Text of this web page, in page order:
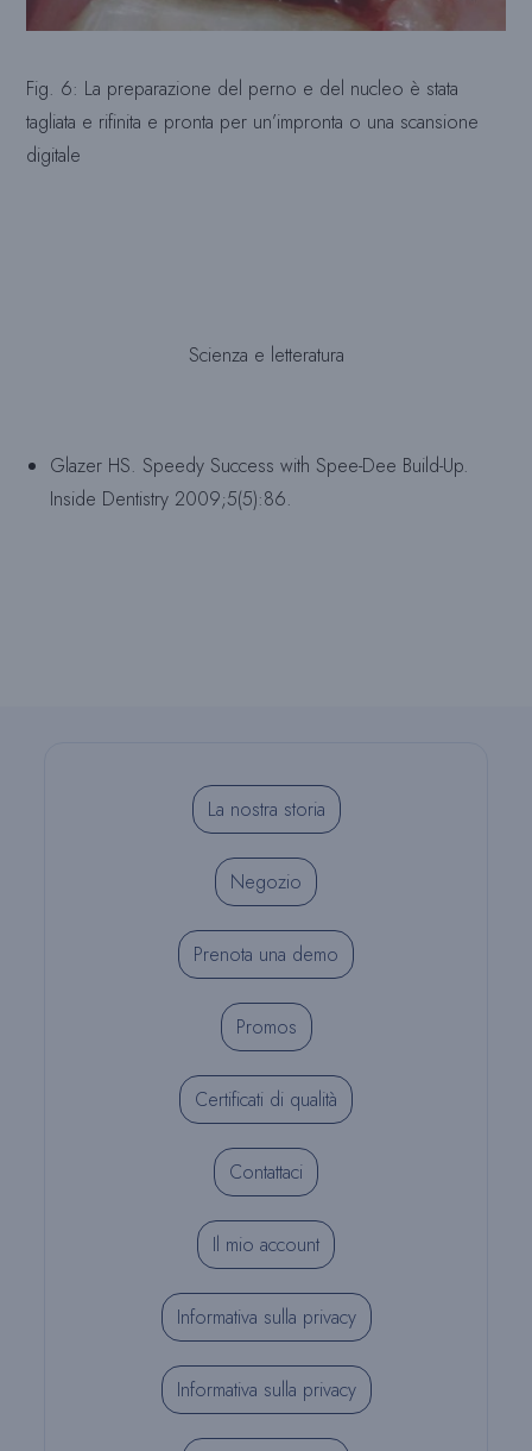
Fig. 6: La preparazione del perno e del nucleo è stata
tagliata e rifinita e pronta per un’impronta o una scansione
digitale
Scienza e letteratura
Glazer HS. Speedy Success with Spee-Dee Build-Up.
Inside Dentistry 2009;5(5):86.
La nostra storia
Negozio
Prenota una demo
Promos
Certificati di qualità
Contattaci
Il mio account
Informativa sulla privacy
Informativa sulla privacy